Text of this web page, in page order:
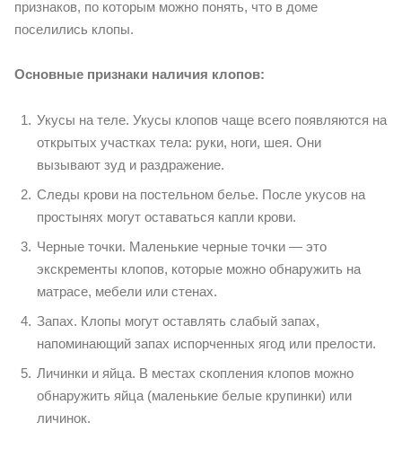
признаков, по которым можно понять, что в доме
поселились клопы.
Основные признаки наличия клопов:
Укусы на теле. Укусы клопов чаще всего появляются на
открытых участках тела: руки, ноги, шея. Они
вызывают зуд и раздражение.
Следы крови на постельном белье. После укусов на
простынях могут оставаться капли крови.
Черные точки. Маленькие черные точки — это
экскременты клопов, которые можно обнаружить на
матрасе, мебели или стенах.
Запах. Клопы могут оставлять слабый запах,
напоминающий запах испорченных ягод или прелости.
Личинки и яйца. В местах скопления клопов можно
обнаружить яйца (маленькие белые крупинки) или
личинок.